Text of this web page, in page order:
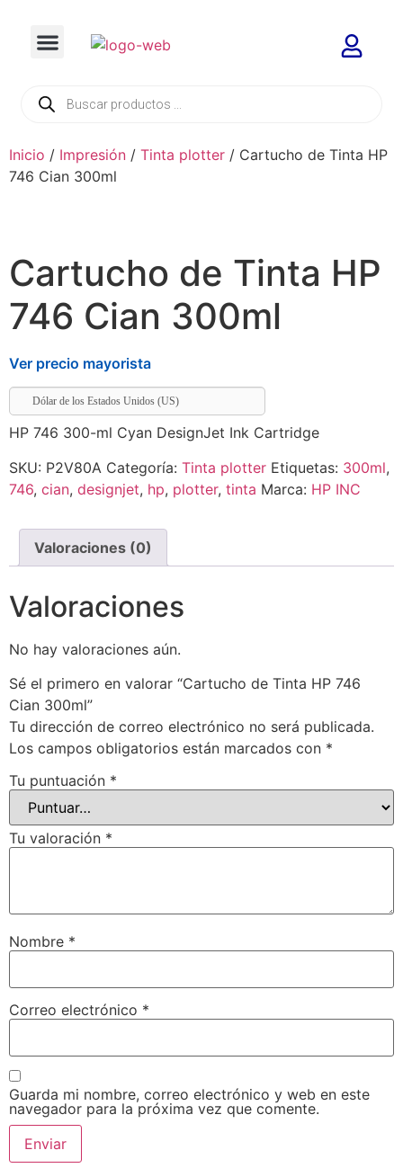
Inicio / Impresión / Tinta plotter / Cartucho de Tinta HP
746 Cian 300ml
Cartucho de Tinta HP
746 Cian 300ml
Ver precio mayorista
Dólar de los Estados Unidos (US)
HP 746 300-ml Cyan DesignJet Ink Cartridge
SKU: P2V80A Categoría: Tinta plotter Etiquetas: 300ml,
746, cian, designjet, hp, plotter, tinta Marca: HP INC
Valoraciones (0)
Valoraciones
No hay valoraciones aún.
Sé el primero en valorar “Cartucho de Tinta HP 746
Cian 300ml”
Tu dirección de correo electrónico no será publicada.
Los campos obligatorios están marcados con *
Tu puntuación *
Tu valoración *
Nombre *
Correo electrónico *
Guarda mi nombre, correo electrónico y web en este
navegador para la próxima vez que comente.